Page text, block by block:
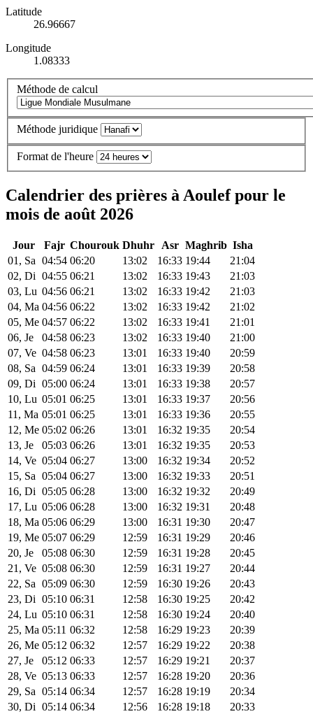
Latitude
26.96667
Longitude
1.08333
Méthode de calcul
Méthode juridique
Format de l'heure
Calendrier des prières à Aoulef pour le
mois de août 2026
Jour Fajr Chourouk Dhuhr Asr Maghrib Isha
01, Sa 04:54 06:20 13:02 16:33 19:44
21:04
02, Di 04:55 06:21 13:02 16:33 19:43
21:03
03, Lu 04:56 06:21 13:02 16:33 19:42
21:03
04, Ma 04:56 06:22 13:02 16:33 19:42
21:02
05, Me 04:57 06:22 13:02 16:33 19:41
21:01
06, Je
04:58 06:23 13:02 16:33 19:40
21:00
07, Ve 04:58 06:23 13:01 16:33 19:40
20:59
08, Sa 04:59 06:24 13:01 16:33 19:39
20:58
09, Di 05:00 06:24 13:01 16:33 19:38
20:57
10, Lu 05:01 06:25 13:01 16:33 19:37
20:56
11, Ma 05:01 06:25 13:01 16:33 19:36
20:55
12, Me 05:02 06:26 13:01 16:32 19:35
20:54
13, Je
05:03 06:26 13:01 16:32 19:35
20:53
14, Ve 05:04 06:27 13:00 16:32 19:34
20:52
15, Sa 05:04 06:27 13:00 16:32 19:33
20:51
16, Di 05:05 06:28 13:00 16:32 19:32
20:49
17, Lu 05:06 06:28 13:00 16:32 19:31
20:48
18, Ma 05:06 06:29 13:00 16:31 19:30
20:47
19, Me 05:07 06:29 12:59 16:31 19:29
20:46
20, Je
05:08 06:30 12:59 16:31 19:28
20:45
21, Ve 05:08 06:30 12:59 16:31 19:27
20:44
22, Sa 05:09 06:30 12:59 16:30 19:26
20:43
23, Di 05:10 06:31 12:58 16:30 19:25
20:42
24, Lu 05:10 06:31 12:58 16:30 19:24
20:40
25, Ma 05:11 06:32 12:58 16:29 19:23
20:39
26, Me 05:12 06:32 12:57 16:29 19:22
20:38
27, Je
05:12 06:33 12:57 16:29 19:21
20:37
28, Ve 05:13 06:33 12:57 16:28 19:20
20:36
29, Sa 05:14 06:34 12:57 16:28 19:19
20:34
30, Di 05:14 06:34 12:56 16:28 19:18
20:33